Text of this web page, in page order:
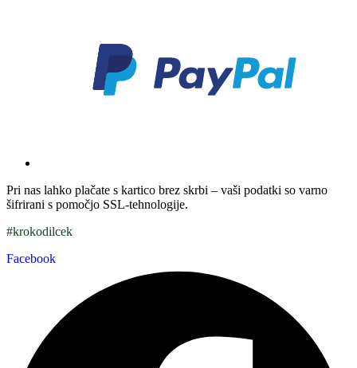
Pri nas lahko plačate s kartico brez skrbi – vaši podatki so varno
šifrirani s pomočjo SSL-tehnologije.
#krokodilcek
Facebook